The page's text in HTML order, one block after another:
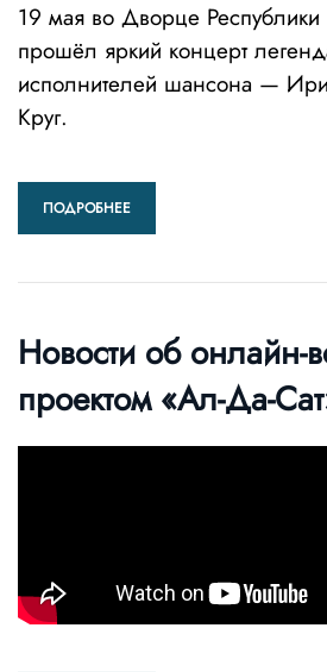
19 мая во Дворце
прошёл яркий концерт
исполнителей шансона —
Круг.
ПОДРОБНЕЕ
Новости об онлайн-
проектом «Ал-Да-